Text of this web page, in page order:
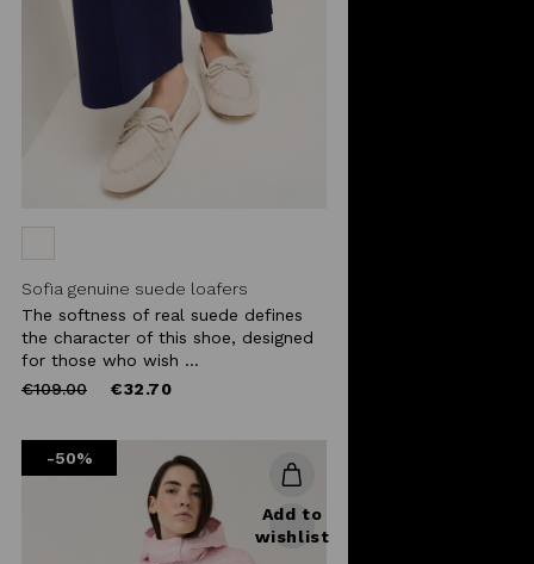
Sofia genuine suede loafers
The softness of real suede defines
the character of this shoe, designed
for those who wish ...
Price
€109.00to €32.70
-50%
Add to
wishlist